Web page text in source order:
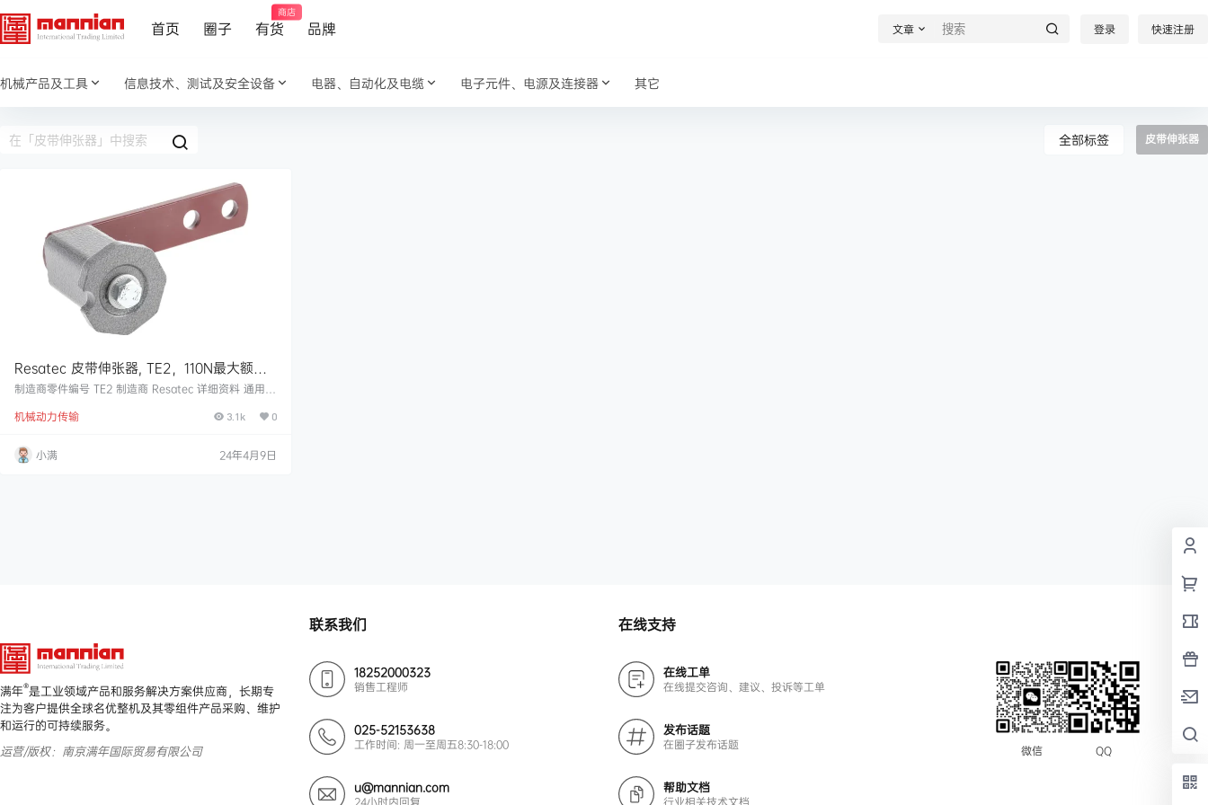
首页 圈子 有货
商店
品牌 文章 登录 快速注册
机械产品及工具 信息技术、测试及安全设备 电器、自动化及电缆 电子元件、电源及连接器 其它
全部标签 皮带伸张器
Resatec 皮带伸张器, TE2，110N最大额定
张力
制造商零件编号 TE2 制造商 Resatec 详细资料 通用皮
应用。 装配通用张紧器非常轻松，通过后面安装的螺栓
座法兰的切口，还可以使用套管轻松对齐。 此拉紧器的
设计意味着轻松调整，且免维护。 操作安全免维护 技
机械动力传输 3.1k 0
小满 24年4月9日
满年®是工业领域产品和服务解决方案供应商，长期专
注为客户提供全球名优整机及其零组件产品采购、维护
和运行的可持续服务。
运营/版权：南京满年国际贸易有限公司
联系我们
18252000323
销售工程师
025-52153638
工作时间: 周一至周五8:30-18:00
u@mannian.com
24小时内回复
在线支持
在线工单
在线提交咨询、建议、投诉等工单
发布话题
在圈子发布话题
帮助文档
行业相关技术文档
微信 QQ